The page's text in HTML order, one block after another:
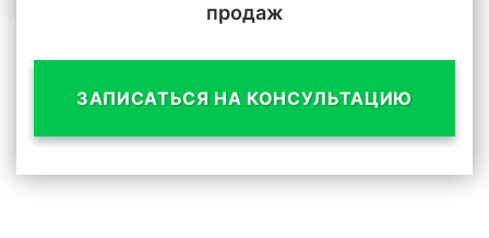
продаж
ЗАПИСАТЬСЯ НА КОНСУЛЬТАЦИЮ